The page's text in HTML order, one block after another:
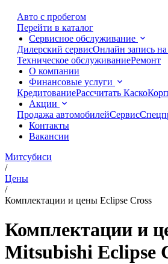
Авто с пробегом
Перейти в каталог
Сервисное обслуживание
Дилерский сервисОнлайн запись на
Техническое обслуживаниеРемонт
О компании
Финансовые услуги
КредитованиеРассчитать Каско
Акции
Продажа автомобилейСервис
Контакты
Вакансии
Митсубиси
/
Цены
/
Комплектации и цены Eclipse Cross
Комплектации и
Mitsubishi Eclipse